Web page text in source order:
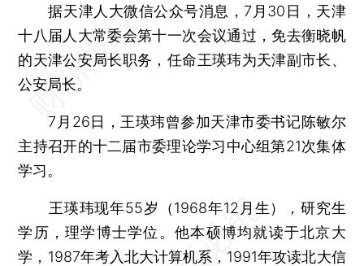
据天津人大微信公众号消息，7月30日，天津
十八届人大常委会第十一次会议通过，免去衡晓帆
的天津公安局长职务，任命王瑛玮为天津副市长、
公安局长。
7月26日，王瑛玮曾参加天津市委书记陈敏尔
主持召开的十二届市委理论学习中心组第21次集体
学习。
王瑛玮现年55岁（1968年12月生），研究生
学历，理学博士学位。他本硕博均就读于北京大
学，1987年考入北大计算机系，1991年攻读北大信